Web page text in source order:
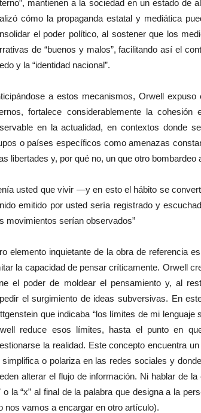
mantienen a la sociedad en un estado de
cómo la propaganda estatal y mediática
el poder político, al sostener que los
de “buenos y malos”, facilitando así el
y la “identidad nacional”.
a estos mecanismos, Orwell
fortalece considerablemente la
en la actualidad, en contextos donde
o países específicos como amenazas
libertades y, por qué no, un que otro bombardeo
usted que vivir —y en esto el hábito se
emitido por usted sería registrado y
movimientos serían observados”
elemento inquietante de la obra de referencia
la capacidad de pensar críticamente. Orwell
el poder de moldear el pensamiento y, al
el surgimiento de ideas subversivas. En
que indicaba “los límites de mi lenguaje
reduce esos límites, hasta el punto en
la realidad. Este concepto encuentra
simplifica o polariza en las redes sociales y
alterar el flujo de información. Ni hablar de
o la “x” al final de la palabra que designa a la
nos vamos a encargar en otro artículo).